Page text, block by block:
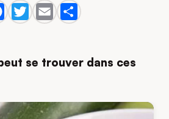
se trouver dans ces